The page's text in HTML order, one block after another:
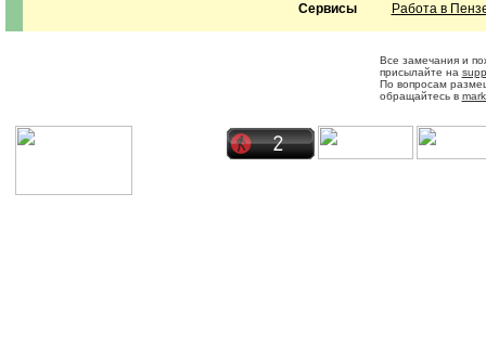
Сервисы
Работа в
Все замечания и
присылайте на
По вопросам
обращайтесь в